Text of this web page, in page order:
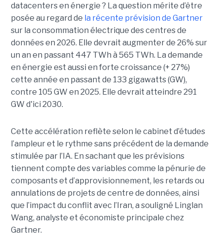
datacenters en énergie ? La question mérite d’être
posée au regard de la récente prévision de Gartner
sur la consommation électrique des centres de
données en 2026. Elle devrait augmenter de 26% sur
un an en passant 447 TWh à 565 TWh. La demande
en énergie est aussi en forte croissance (+ 27%)
cette année en passant de 133 gigawatts (GW),
contre 105 GW en 2025. Elle devrait atteindre 291
GW d'ici 2030.
Cette accélération reflète selon le cabinet d’études
l’ampleur et le rythme sans précédent de la demande
stimulée par l’IA. En sachant que les prévisions
tiennent compte des variables comme la pénurie de
composants et d’approvisionnement, les retards ou
annulations de projets de centre de données, ainsi
que l’impact du conflit avec l’Iran, a souligné Linglan
Wang, analyste et économiste principale chez
Gartner.